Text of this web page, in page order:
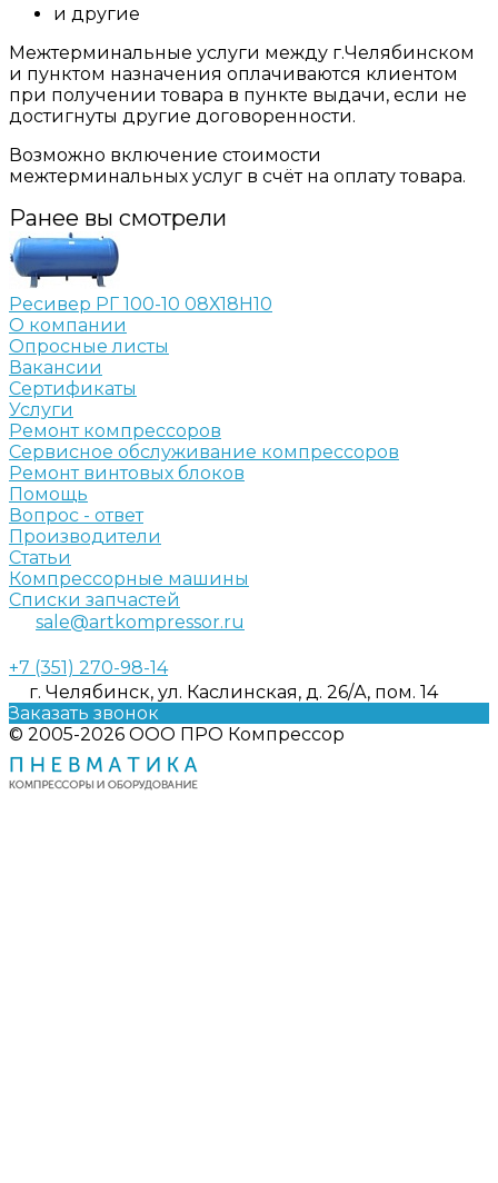
и другие
Межтерминальные услуги между г.Челябинском
и пунктом назначения оплачиваются клиентом
при получении товара в пункте выдачи, если не
достигнуты другие договоренности.
Возможно включение стоимости
межтерминальных услуг в счёт на оплату товара.
Ранее вы смотрели
Ресивер РГ 100-10 08Х18Н10
О компании
Опросные листы
Вакансии
Сертификаты
Услуги
Ремонт компрессоров
Сервисное обслуживание компрессоров
Ремонт винтовых блоков
Помощь
Вопрос - ответ
Производители
Статьи
Компрессорные машины
Списки запчастей
sale@artkompressor.ru
+7 (351) 270-98-14
г. Челябинск, ул. Каслинская, д. 26/А, пом. 14
Заказать звонок
© 2005-2026 ООО ПРО Компрессор